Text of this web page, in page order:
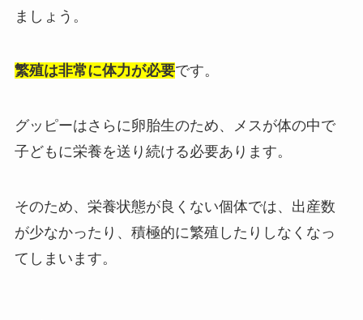
ましょう。
繁殖は非常に体力が必要です。
グッピーはさらに卵胎生のため、メスが体の中で
子どもに栄養を送り続ける必要あります。
そのため、栄養状態が良くない個体では、出産数
が少なかったり、積極的に繁殖したりしなくなっ
てしまいます。